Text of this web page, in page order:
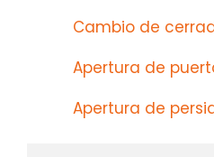
Cambio de
Apertura de
Apertura de